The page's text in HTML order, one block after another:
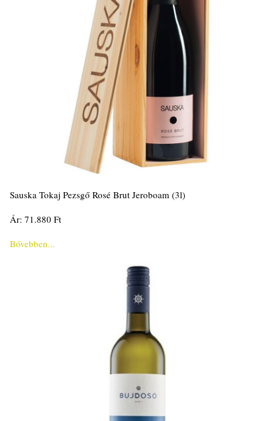
Sauska Tokaj Pezsgő Rosé Brut Jeroboam (3l)
Ár: 71.880 Ft
Bővebben...